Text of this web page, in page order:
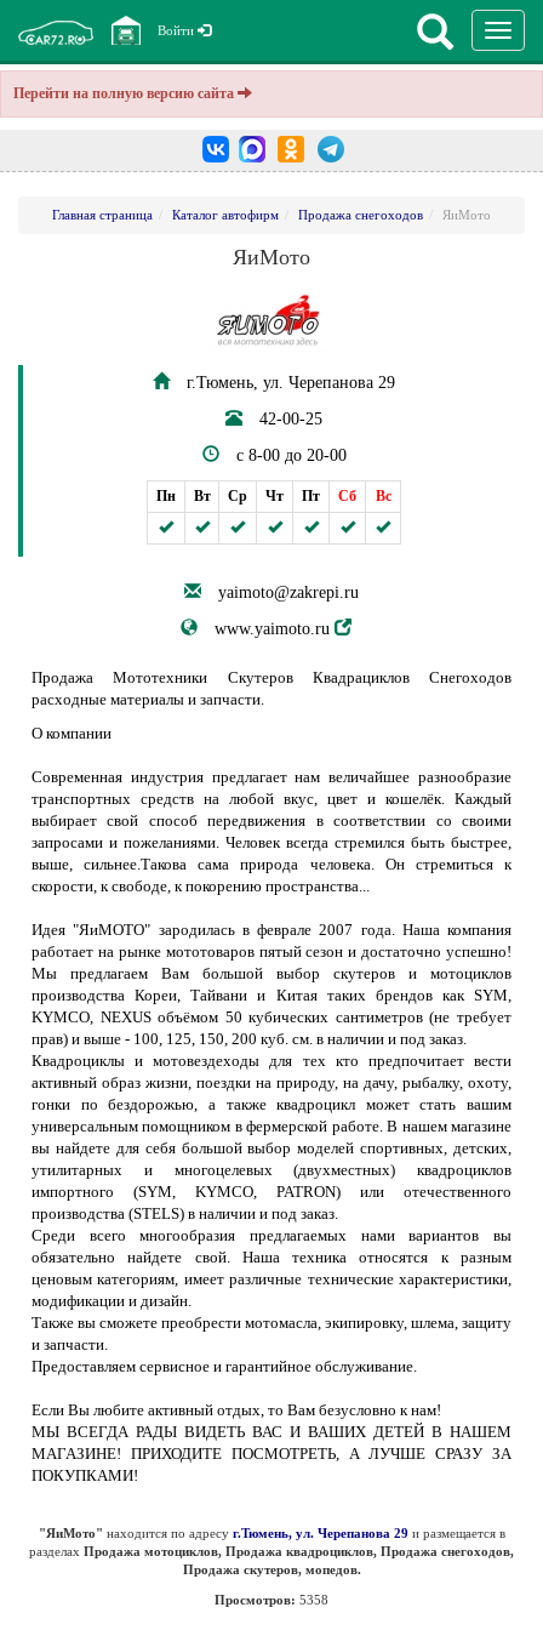
Перейти на полную версию сайта
Войти
Главная страница Каталог автофирм Продажа снегоходов ЯиМото
ЯиМото
г.Тюмень, ул. Черепанова 29
42-00-25
с 8-00 до 20-00
Пн Вт Ср Чт Пт Сб Вс
yaimoto@zakrepi.ru
www.yaimoto.ru
Продажа Мототехники Скутеров Квадрациклов Снегоходов
расходные материалы и запчасти.
О компании
Современная индустрия предлагает нам величайшее разнообразие
транспортных средств на любой вкус, цвет и кошелёк. Каждый
выбирает свой способ передвижения в соответствии со своими
запросами и пожеланиями. Человек всегда стремился быть быстрее,
выше, сильнее.Такова сама природа человека. Он стремиться к
скорости, к свободе, к покорению пространства...
Идея "ЯиМОТО" зародилась в феврале 2007 года. Наша компания
работает на рынке мототоваров пятый сезон и достаточно успешно!
Мы предлагаем Вам большой выбор скутеров и мотоциклов
производства Кореи, Тайвани и Китая таких брендов как SYM,
KYMCO, NEXUS объёмом 50 кубических сантиметров (не требует
прав) и выше - 100, 125, 150, 200 куб. см. в наличии и под заказ.
Квадроциклы и мотовездеходы для тех кто предпочитает вести
активный образ жизни, поездки на природу, на дачу, рыбалку, охоту,
гонки по бездорожью, а также квадроцикл может стать вашим
универсальным помощником в фермерской работе. В нашем магазине
вы найдете для себя большой выбор моделей спортивных, детских,
утилитарных и многоцелевых (двухместных) квадроциклов
импортного (SYM, KYMCO, PATRON) или отечественного
производства (STELS) в наличии и под заказ.
Среди всего многообразия предлагаемых нами вариантов вы
обязательно найдете свой. Наша техника относятся к разным
ценовым категориям, имеет различные технические характеристики,
модификации и дизайн.
Также вы сможете преобрести мотомасла, экипировку, шлема, защиту
и запчасти.
Предоставляем сервисное и гарантийное обслуживание.
Если Вы любите активный отдых, то Вам безусловно к нам!
МЫ ВСЕГДА РАДЫ ВИДЕТЬ ВАС И ВАШИХ ДЕТЕЙ В НАШЕМ
МАГАЗИНЕ! ПРИХОДИТЕ ПОСМОТРЕТЬ, А ЛУЧШЕ СРАЗУ ЗА
ПОКУПКАМИ!
"ЯиМото" находится по адресу г.Тюмень, ул. Черепанова 29 и размещается в
разделах Продажа мотоциклов, Продажа квадроциклов, Продажа снегоходов,
Продажа скутеров, мопедов.
Просмотров: 5358